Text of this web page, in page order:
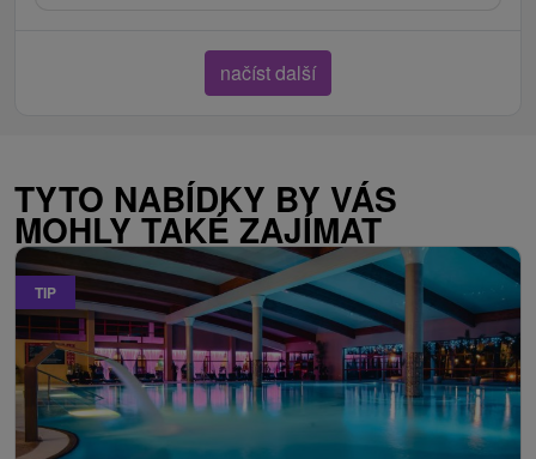
načíst další
TYTO NABÍDKY BY VÁS
MOHLY TAKÉ ZAJÍMAT
TIP